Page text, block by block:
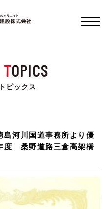
TOPICS
ピックス
島河川国道事務所より優
度 桑野道路三倉高架橋